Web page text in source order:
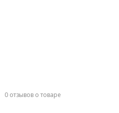
0 отзывов о товаре